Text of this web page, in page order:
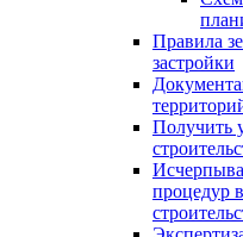
Правила
застройки
Получить
процедур